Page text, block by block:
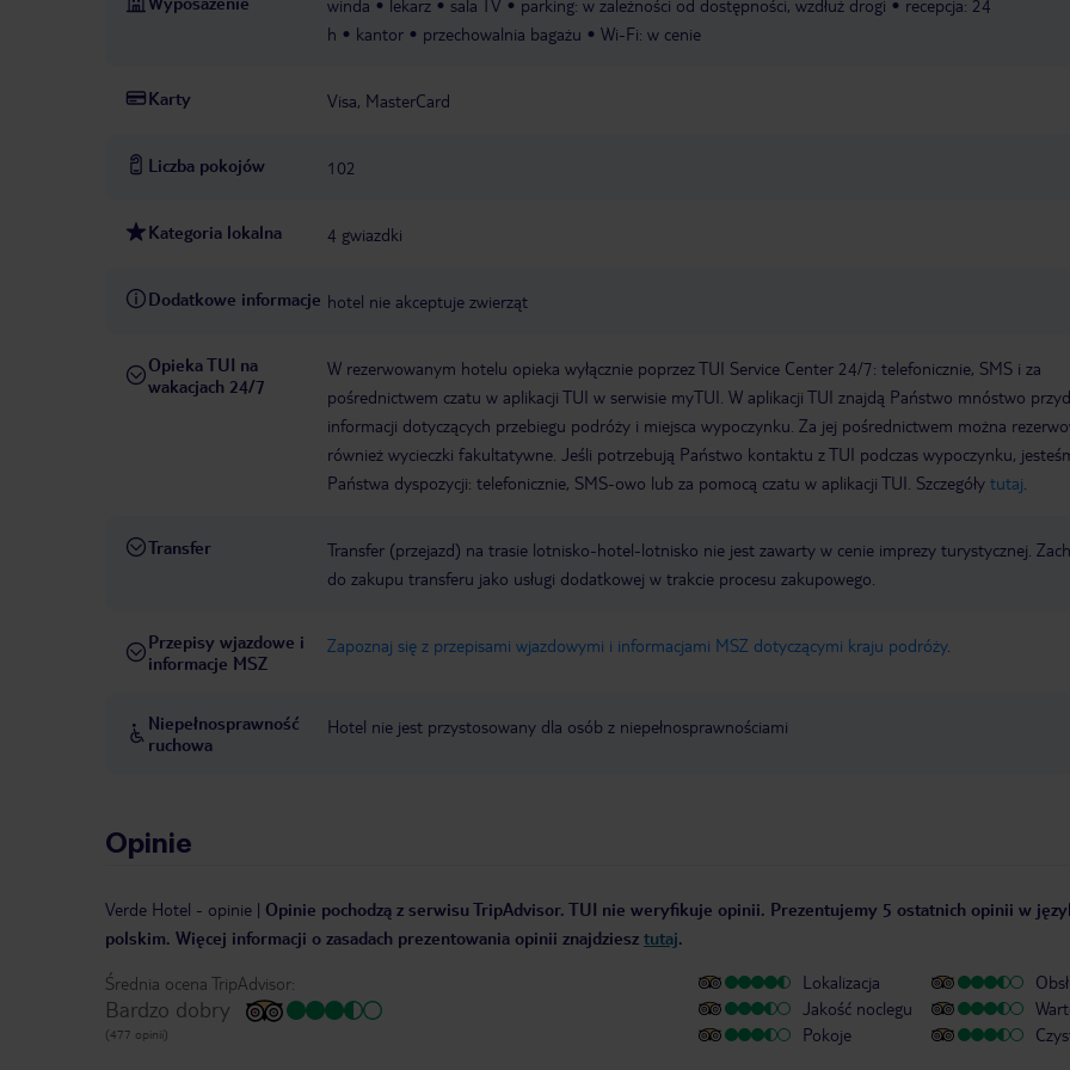
winda lekarz sala TV parking: w zależności od dostępności, wzdłuż drogi
recepcja: 24
h
kantor przechowalnia bagażu Wi-Fi: w cenie
Karty Visa, MasterCard
Liczba pokojów 102
Kategoria lokalna 4 gwiazdki
Dodatkowe informacje hotel nie akceptuje zwierząt
Opieka TUI na
wakacjach 24/7
W rezerwowanym hotelu opieka wyłącznie poprzez TUI Service Center 24/7: telefonicznie, SMS i za
pośrednictwem czatu w aplikacji TUI w serwisie myTUI. W aplikacji TUI znajdą Państwo mnóstwo
informacji dotyczących przebiegu podróży i miejsca wypoczynku. Za jej pośrednictwem można
również wycieczki fakultatywne. Jeśli potrzebują Państwo kontaktu z TUI podczas wypoczynku,
Państwa dyspozycji: telefonicznie, SMS-owo lub za pomocą czatu w aplikacji TUI. Szczegóły tutaj
Transfer
Transfer (przejazd) na trasie lotnisko-hotel-lotnisko nie jest zawarty w cenie imprezy turystycznej.
do zakupu transferu jako usługi dodatkowej w trakcie procesu zakupowego.
Przepisy wjazdowe i
informacje MSZ
Zapoznaj się z przepisami wjazdowymi i informacjami MSZ dotyczącymi kraju podróży.
Niepełnosprawność
ruchowa
Hotel nie jest przystosowany dla osób z niepełnosprawnościami
Opinie
Verde Hotel - opinie | Opinie pochodzą z serwisu TripAdvisor. TUI nie weryfikuje opinii. Prezentujemy 5 ostatnich opinii w
polskim. Więcej informacji o zasadach prezentowania opinii znajdziesz tutaj.
Średnia ocena TripAdvisor:
Bardzo dobry
(477 opinii)
Lokalizacja
Jakość noclegu
Pokoje